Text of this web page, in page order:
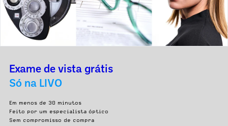
Exame de vista grátis
Só na LIVO
Em menos de 30 minutos
Feito por um especialista óptico
Sem compromisso de compra